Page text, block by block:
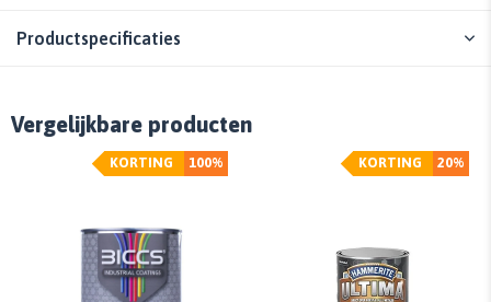
Productspecificaties
Vergelijkbare producten
100%
KORTING 20%
KORTING